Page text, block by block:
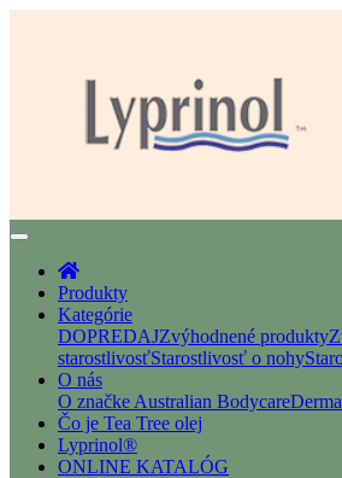
Produkty
Kategórie
DOPREDAJZvýhodnené produkty
starostlivosťStarostlivosť o nohy
O nás
O značke Australian Bodycare
Čo je Tea Tree olej
Lyprinol®
ONLINE KATALÓG